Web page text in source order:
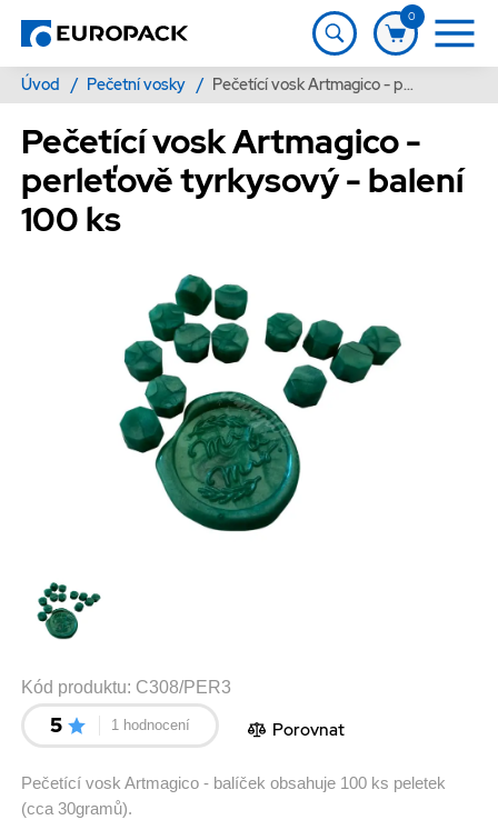
0
Úvod / Pečetní vosky / Pečetící vosk Artmagico - perleťově tyrkysový - balení 100 ks
Pečetící vosk Artmagico -
perleťově tyrkysový - balení
100 ks
Kód produktu: C308/PER3
5 1 hodnocení Porovnat
Pečetící vosk Artmagico - balíček obsahuje 100 ks peletek
(cca 30gramů).